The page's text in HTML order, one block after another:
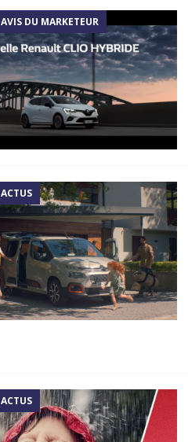
AVIS DU MARKETEUR
ACTUS
ACTUS